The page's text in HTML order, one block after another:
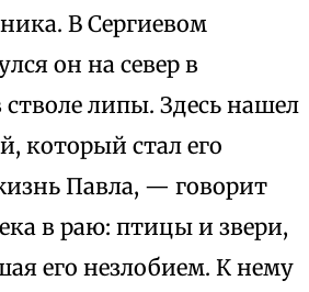
В Сергиевом
он на север в
липы. Здесь нашел
который стал его
Павла, — говорит
в раю: птицы и звери,
его незлобием. К нему